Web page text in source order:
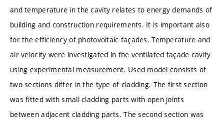
and temperature in the cavity relates to energy demands of
building and construction requirements. It is important also
for the efficiency of photovoltaic façades. Temperature and
air velocity were investigated in the ventilated façade cavity
using experimental measurement. Used model consists of
two sections differ in the type of cladding. The first section
was fitted with small cladding parts with open joints
between adjacent cladding parts. The second section was